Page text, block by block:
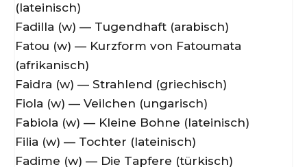
(lateinisch)
Fadilla (w) — Tugendhaft (arabisch)
Fatou (w) — Kurzform von Fatoumata
(afrikanisch)
Faidra (w) — Strahlend (griechisch)
Fiola (w) — Veilchen (ungarisch)
Fabiola (w) — Kleine Bohne (lateinisch)
Filia (w) — Tochter (lateinisch)
Fadime (w) — Die Tapfere (türkisch)